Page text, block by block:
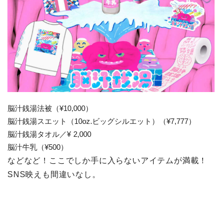
脳汁銭湯法被（¥10,000）
脳汁銭湯スエット（10oz.ビッグシルエット）（¥7,777）
脳汁銭湯タオル／¥ 2,000
脳汁牛乳（¥500）
などなど！ここでしか手に入らないアイテムが満載！
SNS映えも間違いなし。